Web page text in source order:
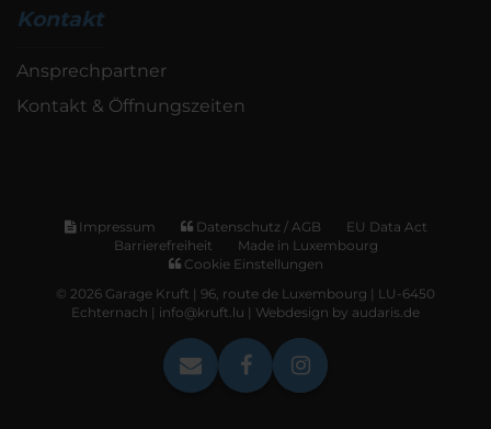
Kontakt
Ansprechpartner
Kontakt & Öffnungszeiten
Impressum Datenschutz / AGB
EU Data Act
Barrierefreiheit
Made in Luxembourg
Cookie Einstellungen
© 2026 Garage Kruft | 96, route de Luxembourg | LU-6450
Echternach | info@kruft.lu | Webdesign by audaris.de